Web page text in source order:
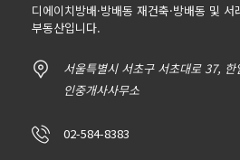
디에이치방배·방배동 재건축·방배동 및
부동산입니다.
서울특별시 서초구 서초대로 37,
인중개사사무소
02-584-8383